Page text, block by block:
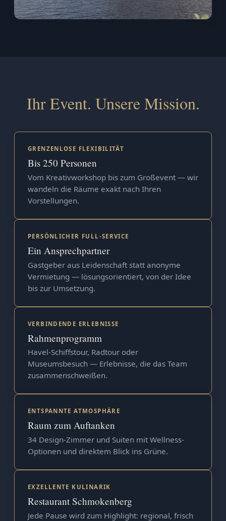
Ihr Event. Unsere Mission.
GRENZENLOSE FLEXIBILITÄT
Bis 250 Personen
Vom Kreativworkshop bis zum Großevent — wir
wandeln die Räume exakt nach Ihren
Vorstellungen.
PERSÖNLICHER FULL-SERVICE
Ein Ansprechpartner
Gastgeber aus Leidenschaft statt anonyme
Vermietung — lösungsorientiert, von der Idee
bis zur Umsetzung.
VERBINDENDE ERLEBNISSE
Rahmenprogramm
Havel-Schiffstour, Radtour oder
Museumsbesuch — Erlebnisse, die das Team
zusammenschweißen.
ENTSPANNTE ATMOSPHÄRE
Raum zum Auftanken
34 Design-Zimmer und Suiten mit Wellness-
Optionen und direktem Blick ins Grüne.
EXZELLENTE KULINARIK
Restaurant Schmokenberg
Jede Pause wird zum Highlight: regional, frisch